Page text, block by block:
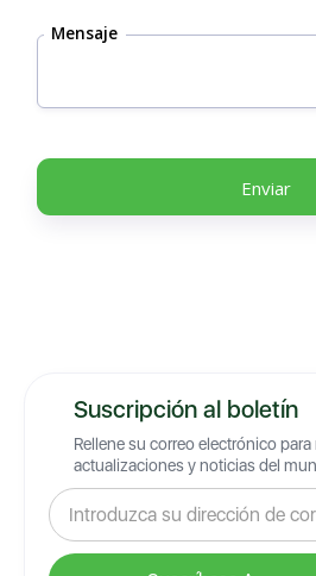
Mensaje
Suscripción al boletín
Rellene su correo electrónico
actualizaciones y noticias del